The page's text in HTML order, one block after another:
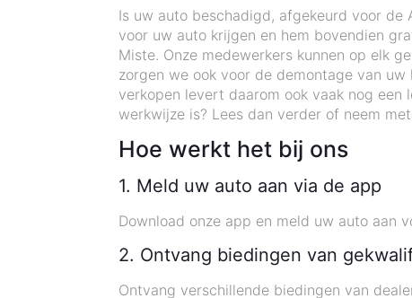
Is uw auto beschadigd, afgekeurd voor
voor uw auto krijgen en hem bovendien
Miste. Onze medewerkers kunnen op elk
zorgen we ook voor de demontage van
verkopen levert daarom ook vaak nog
werkwijze is? Lees dan verder of neem
Hoe werkt het bij ons
1. Meld uw auto aan via de app
Download onze app en meld uw auto aan
2. Ontvang biedingen van
Ontvang verschillende biedingen van